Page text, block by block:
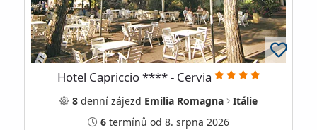
Hotel Capriccio **** - Cervia
8 denní zájezd Emilia Romagna
Itálie
6 termínů od 8. srpna 2026